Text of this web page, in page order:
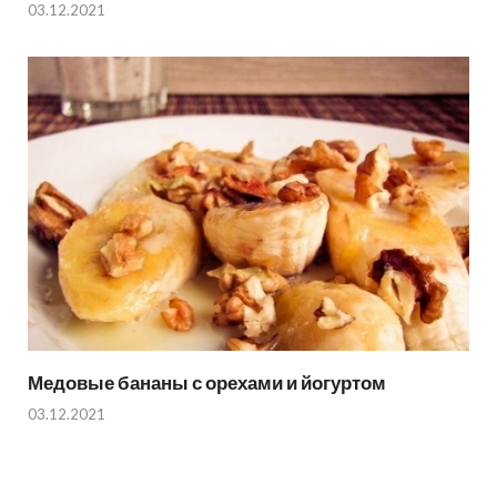
03.12.2021
Медовые бананы с орехами и йогуртом
03.12.2021